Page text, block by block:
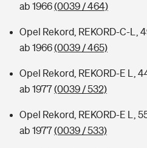
ab 1966(0039 / 464)
Opel Rekord, REKORD-C-L,
ab 1966(0039 / 465)
Opel Rekord, REKORD-E L,
ab 1977(0039 / 532)
Opel Rekord, REKORD-E L,
ab 1977(0039 / 533)